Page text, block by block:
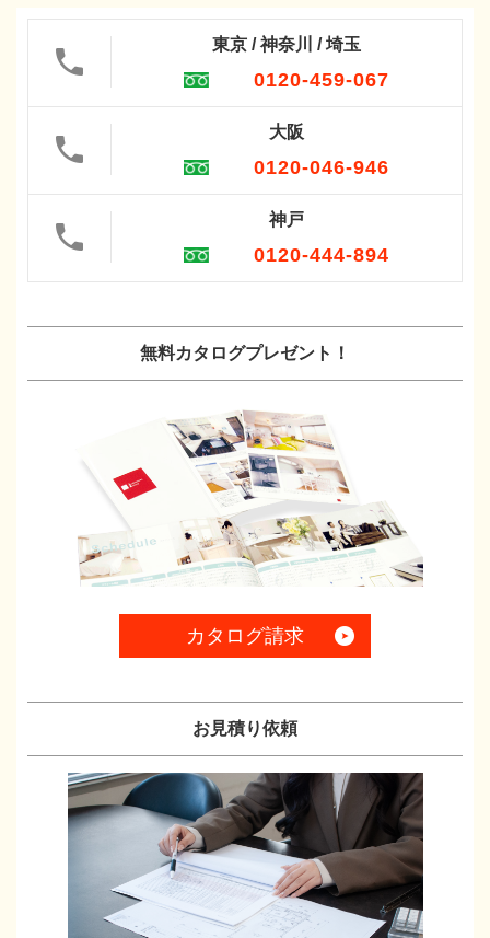
東京 / 神奈川 / 埼玉
0120-459-067
大阪
0120-046-946
神戸
0120-444-894
無料カタログプレゼント！
カタログ請求
お見積り依頼